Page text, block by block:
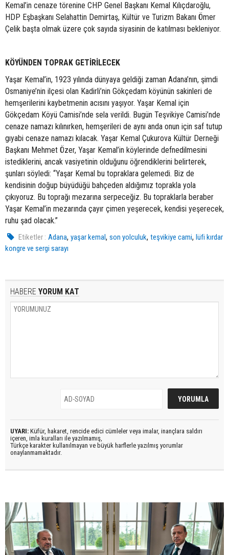
Kemal’in cenaze törenine CHP Genel Başkanı Kemal Kılıçdaroğlu,
HDP Eşbaşkanı Selahattin Demirtaş, Kültür ve Turizm Bakanı Ömer
Çelik başta olmak üzere çok sayıda siyasinin de katılması bekleniyor.
KÖYÜNDEN TOPRAK GETİRİLECEK
Yaşar Kemal’in, 1923 yılında dünyaya geldiği zaman Adana’nın, şimdi
Osmaniye’nin ilçesi olan Kadirli’nin Gökçedam köyünün sakinleri de
hemşerilerini kaybetmenin acısını yaşıyor. Yaşar Kemal için
Gökçedam Köyü Camisi’nde sela verildi. Bugün Teşvikiye Camisi’nde
cenaze namazı kılınırken, hemşerileri de aynı anda onun için saf tutup
gıyabi cenaze namazı kılacak. Yaşar Kemal Çukurova Kültür Derneği
Başkanı Mehmet Özer, Yaşar Kemal’in köylerinde defnedilmesini
istediklerini, ancak vasiyetinin olduğunu öğrendiklerini belirterek,
şunları söyledi: “Yaşar Kemal bu topraklara gelemedi. Biz de
kendisinin doğup büyüdüğü bahçeden aldığımız toprakla yola
çıkıyoruz. Bu toprağı mezarına serpeceğiz. Bu topraklarla beraber
Yaşar Kemal’in mezarında çayır çimen yeşerecek, kendisi yeşerecek,
ruhu şad olacak.”
Etiketler : Adana,yaşar kemal,son yolculuk,teşvikiye cami,lüfi kırdar
kongre ve sergi sarayı
HABERE YORUM KAT
UYARI: Küfür, hakaret, rencide edici cümleler veya imalar, inançlara saldırı
içeren, imla kuralları ile yazılmamış,
Türkçe karakter kullanılmayan ve büyük harflerle yazılmış yorumlar
onaylanmamaktadır.